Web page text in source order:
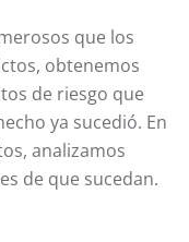
que los
obtenemos
de riesgo que
ya sucedió. En
analizamos
de que sucedan.